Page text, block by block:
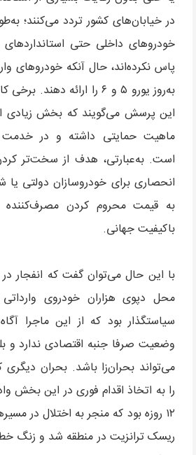
در خیابان‌های کشور تردد می‌کنند؛
پاس نکرده‌اند، حال آنکه خودروهای
به‌روز یورو ۵ و ۶ را ارائه
این پرسش می‌گویند که بخش زیادی
ماهیت حمایتی داشته و در خدمت
است. به‌عبارتی، هدف از سخت‌تر
انحصاری برای خودروسازان دولتی
به قیمت محروم کردن مصرف‌کننده
باکیفیت جهانی.
با این حال می‌توان گفت که انفجار
محل دپوی هزاران خودروی
سیاستگذار بود که از این ماجرا
وضعیت صرفا جنبه اقتصادی ندارد و
می‌تواند بحران‌زا باشد. بحران دیگری
را به اتخاذ اقدام فوری در این بخش
۱۲ روزه بود که منجر به اختلال در
ریسک ترانزیت در منطقه شد و زنگ